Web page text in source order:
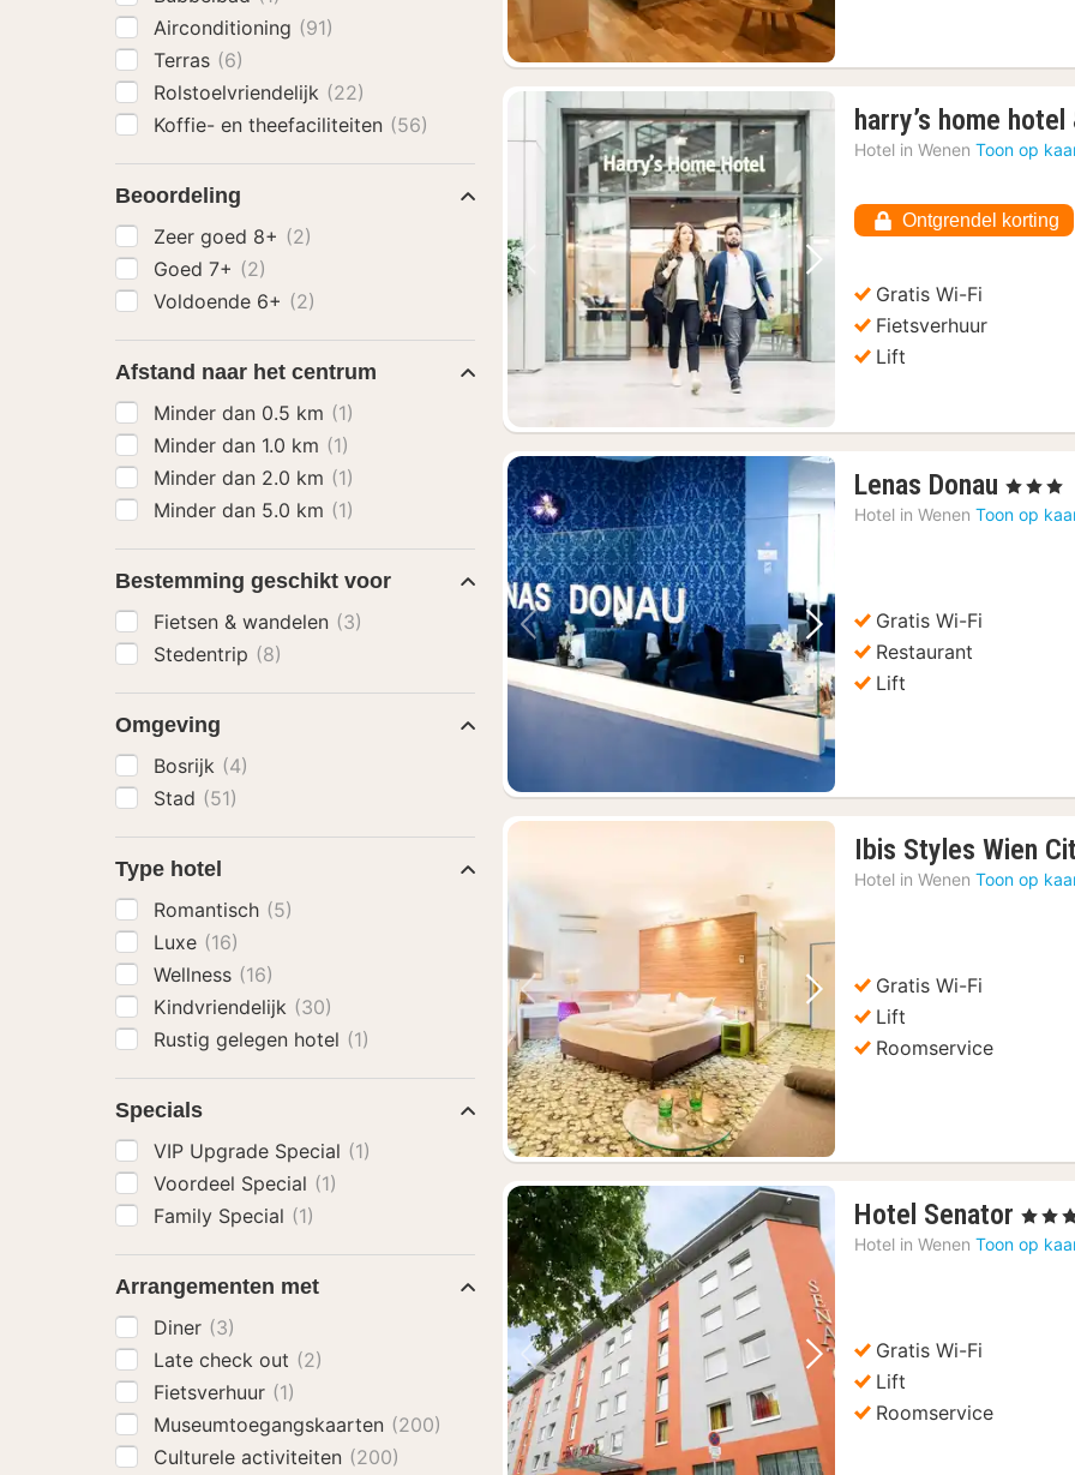
Vorige foto Volgende foto
harry’s home
Hotel in Wenen Toon op
Ontgrendel korting
Gratis Wi-Fi
Fietsverhuur
Lift
Vorige foto Volgende foto
Lenas Donau 1
nacht
, 3 Sterren
Hotel in Wenen Toon op
Gratis Wi-Fi
Restaurant
Lift
Vorige foto Volgende foto
Ibis Styles Wien
Hotel in Wenen Toon op
Gratis Wi-Fi
Lift
Roomservice
Vorige foto Volgende foto
Hotel Senator 1
, 4
Hotel in Wenen Toon op
Gratis Wi-Fi
Lift
Roomservice
Airconditioning (91)
Terras (6)
Rolstoelvriendelijk (22)
Koffie- en theefaciliteiten (56)
Beoordeling
Zeer goed 8+ (2)
Goed 7+ (2)
Voldoende 6+ (2)
Afstand naar het centrum
Minder dan 0.5 km (1)
Minder dan 1.0 km (1)
Minder dan 2.0 km (1)
Minder dan 5.0 km (1)
Bestemming geschikt voor
Fietsen & wandelen (3)
Stedentrip (8)
Omgeving
Bosrijk (4)
Stad (51)
Type hotel
Romantisch (5)
Luxe (16)
Wellness (16)
Kindvriendelijk (30)
Rustig gelegen hotel (1)
Specials
VIP Upgrade Special (1)
Voordeel Special (1)
Family Special (1)
Arrangementen met
Diner (3)
Late check out (2)
Fietsverhuur (1)
Museumtoegangskaarten (200)
Culturele activiteiten (200)